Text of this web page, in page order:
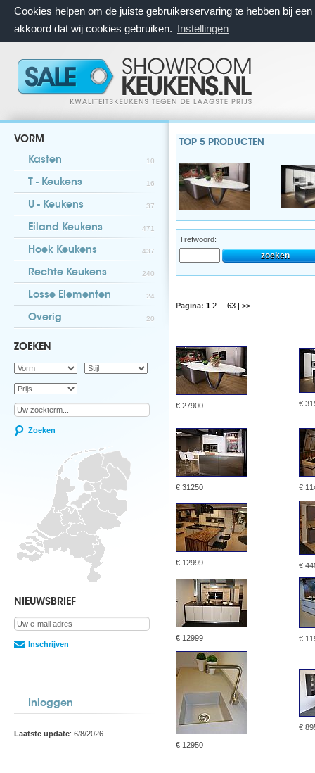
Cookies helpen om de juiste gebruikerservaring te hebben bij
akkoord dat wij cookies gebruiken. Instellingen
VORM
Kasten 10
T - Keukens 16
U - Keukens 37
Eiland Keukens 471
Hoek Keukens 437
Rechte Keukens 240
Losse Elementen 24
Overig 20
ZOEKEN
Zoeken
NIEUWSBRIEF
Inschrijven
Inloggen
Laatste update: 6/8/2026
TOP 5 PRODUCTEN
Trefwoord:
Pagina: 1 2 63 | >>
€ 27900 €
€ 31250 €
€ 12999 €
€ 12999 €
€ 12950
€